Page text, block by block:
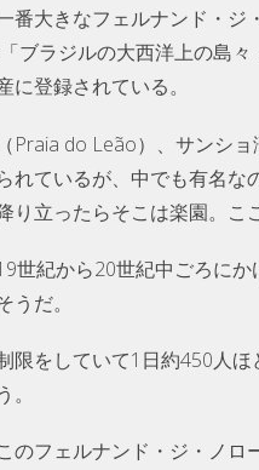
番大きなフェルナンド・
ブラジルの大西洋上の島
に登録されている。
Praia do Leão）、サンシ
れているが、中でも有名
り立ったらそこは楽園。こ
世紀から20世紀中ごろに
だ。
限をしていて1日約450人
のフェルナンド・ジ・ノロ